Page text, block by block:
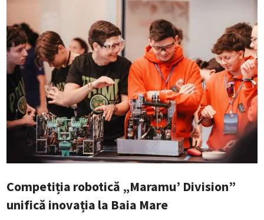
Competiția robotică „Maramu’ Division”
unifică inovația la Baia Mare